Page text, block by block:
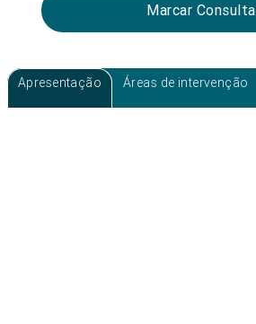
Marcar Consulta
Apresentação Áreas de intervenção